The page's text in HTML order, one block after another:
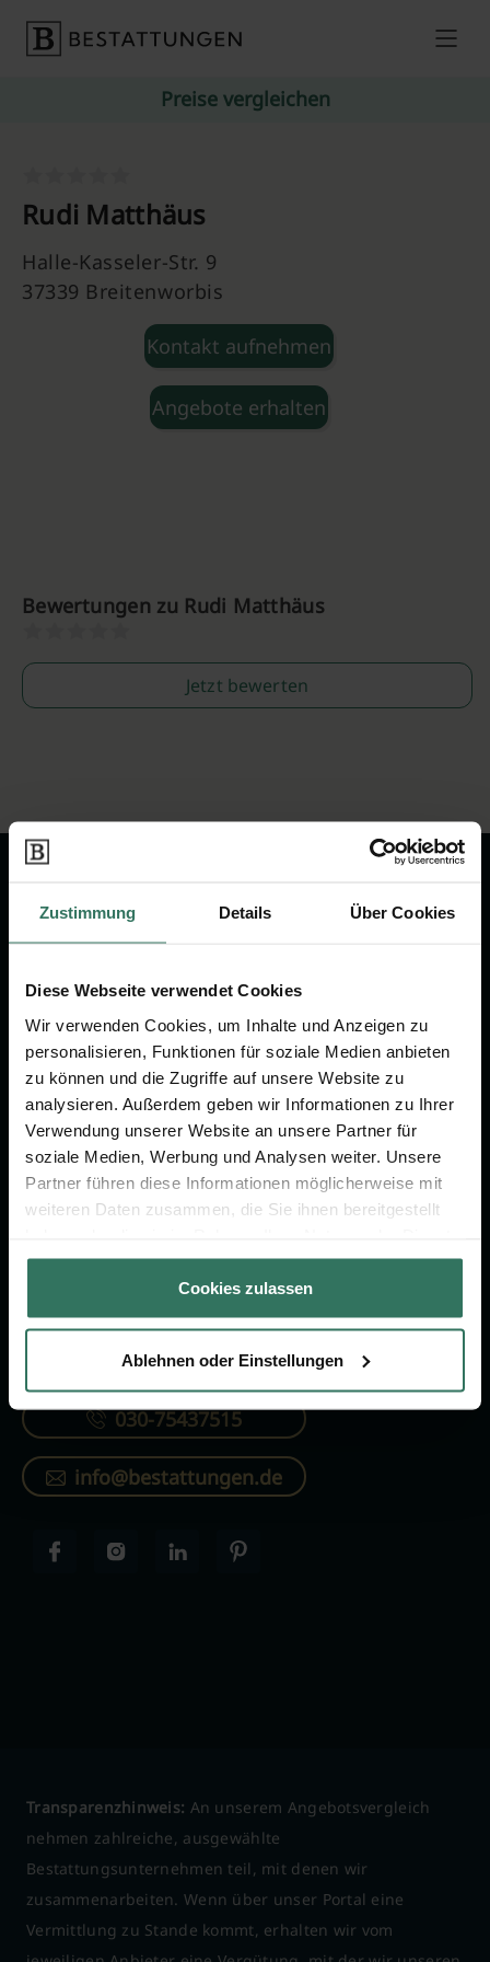
Zustimmung Details Über Cookies
Diese Webseite verwendet Cookies
Wir verwenden Cookies, um Inhalte und Anzeigen zu
personalisieren, Funktionen für soziale Medien anbieten
zu können und die Zugriffe auf unsere Website zu
analysieren. Außerdem geben wir Informationen zu Ihrer
Verwendung unserer Website an unsere Partner für
soziale Medien, Werbung und Analysen weiter. Unsere
Partner führen diese Informationen möglicherweise mit
weiteren Daten zusammen, die Sie ihnen bereitgestellt
gesammelt haben.
Cookies zulassen
Ablehnen oder Einstellungen
Preise vergleichen
Rudi Matthäus
Halle-Kasseler-Str. 9
37339 Breitenworbis
Kontakt aufnehmen
Angebote erhalten
Bewertungen zu Rudi Matthäus
Jetzt bewerten
Wir sind Ihr Ansprechpartner rund
Vorsorge.
Jetzt beraten lassen
FÜR SIE
Vergleich
Verzeichnis
FÜR BESTATTER
Online-Portal
KONTAKTIEREN SIE UNS
030-75437515
info@bestattungen.de
Transparenzhinweis: An unserem Angebotsvergleich
nehmen zahlreiche, ausgewählte
Bestattungsunternehmen teil, mit denen wir
zusammenarbeiten. Wenn über unser Portal eine
Vermittlung zu Stande kommt, erhalten wir vom